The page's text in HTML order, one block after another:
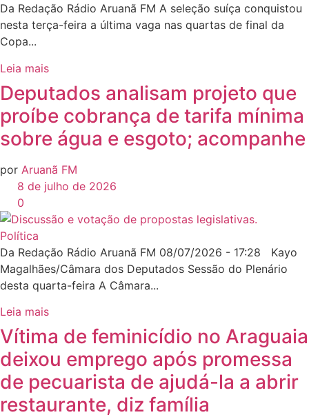
Da Redação Rádio Aruanã FM A seleção suíça conquistou
nesta terça-feira a última vaga nas quartas de final da
Copa...
Leia mais
Deputados analisam projeto que
proíbe cobrança de tarifa mínima
sobre água e esgoto; acompanhe
por Aruanã FM
8 de julho de 2026
0
Política
Da Redação Rádio Aruanã FM 08/07/2026 - 17:28 Kayo
Magalhães/Câmara dos Deputados Sessão do Plenário
desta quarta-feira A Câmara...
Leia mais
Vítima de feminicídio no Araguaia
deixou emprego após promessa
de pecuarista de ajudá-la a abrir
restaurante, diz família